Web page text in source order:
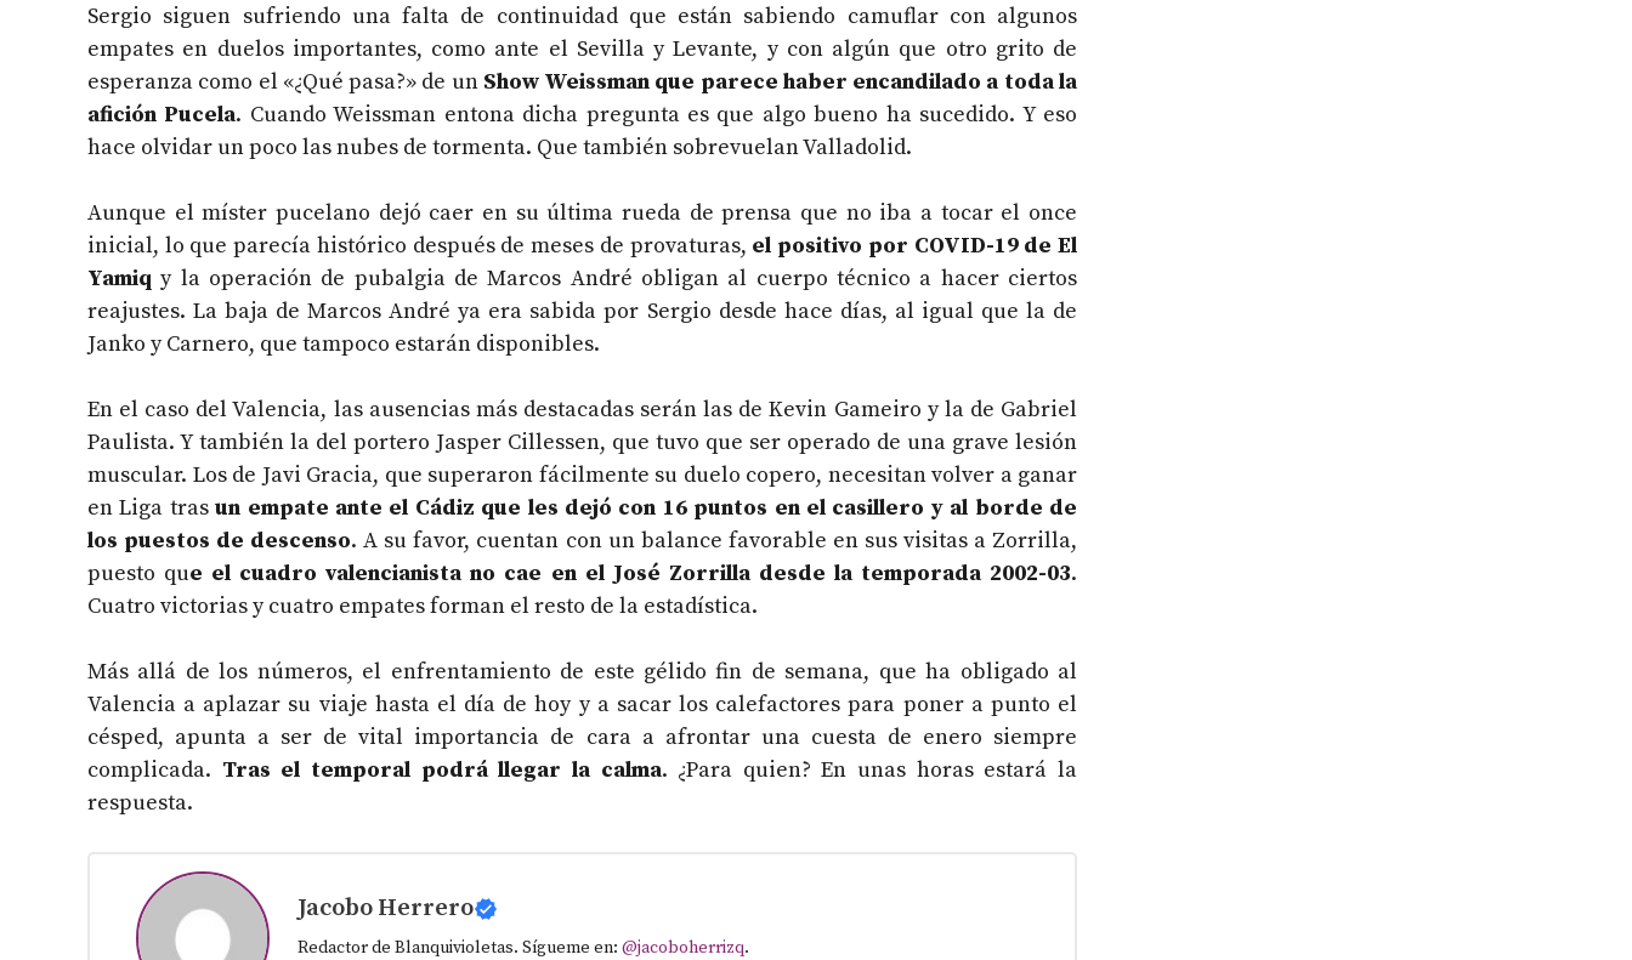
Sergio siguen sufriendo una falta de continuidad que están sabiendo camuflar con algunos
empates en duelos importantes, como ante el Sevilla y Levante, y con algún que otro grito de
esperanza como el «¿Qué pasa?» de un Show Weissman que parece haber encandilado a toda la
afición Pucela. Cuando Weissman entona dicha pregunta es que algo bueno ha sucedido. Y eso
hace olvidar un poco las nubes de tormenta. Que también sobrevuelan Valladolid.
Aunque el míster pucelano dejó caer en su última rueda de prensa que no iba a tocar el once
inicial, lo que parecía histórico después de meses de provaturas, el positivo por COVID-19 de El
Yamiq y la operación de pubalgia de Marcos André obligan al cuerpo técnico a hacer ciertos
reajustes. La baja de Marcos André ya era sabida por Sergio desde hace días, al igual que la de
Janko y Carnero, que tampoco estarán disponibles.
En el caso del Valencia, las ausencias más destacadas serán las de Kevin Gameiro y la de Gabriel
Paulista. Y también la del portero Jasper Cillessen, que tuvo que ser operado de una grave lesión
muscular. Los de Javi Gracia, que superaron fácilmente su duelo copero, necesitan volver a ganar
en Liga trasun empate ante el Cádiz que les dejó con 16 puntos en el casillero y al borde de
los puestos de descenso. A su favor, cuentan con un balance favorable en sus visitas a Zorrilla,
puesto que el cuadro valencianista no cae en el José Zorrilla desde la temporada 2002-03.
Cuatro victorias y cuatro empates forman el resto de la estadística.
Más allá de los números, el enfrentamiento de este gélido fin de semana, que ha obligado al
Valencia a aplazar su viaje hasta el día de hoy y a sacar los calefactores para poner a punto el
césped, apunta a ser de vital importancia de cara a afrontar una cuesta de enero siempre
complicada. Tras el temporal podrá llegar la calma. ¿Para quien? En unas horas estará la
respuesta.
Jacobo Herrero
Redactor de Blanquivioletas. Sígueme en: @jacoboherrizq.